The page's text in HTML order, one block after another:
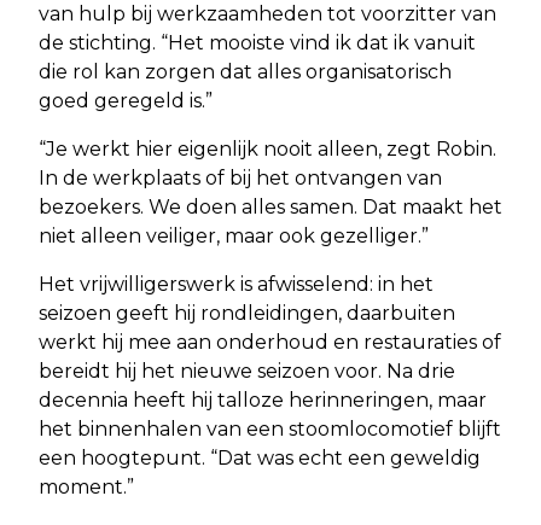
van hulp bij werkzaamheden tot voorzitter van
de stichting. “Het mooiste vind ik dat ik vanuit
die rol kan zorgen dat alles organisatorisch
goed geregeld is.”
“Je werkt hier eigenlijk nooit alleen, zegt Robin.
In de werkplaats of bij het ontvangen van
bezoekers. We doen alles samen. Dat maakt het
niet alleen veiliger, maar ook gezelliger.”
Het vrijwilligerswerk is afwisselend: in het
seizoen geeft hij rondleidingen, daarbuiten
werkt hij mee aan onderhoud en restauraties of
bereidt hij het nieuwe seizoen voor. Na drie
decennia heeft hij talloze herinneringen, maar
het binnenhalen van een stoomlocomotief blijft
een hoogtepunt. “Dat was echt een geweldig
moment.”